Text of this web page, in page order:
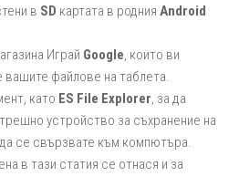
в SD картата в родния Android
Играй Google, които ви
вашите файлове на таблета.
като ES File Explorer, за да
устройство за съхранение на
се свързвате към компютъра.
в тази статия се отнася и за